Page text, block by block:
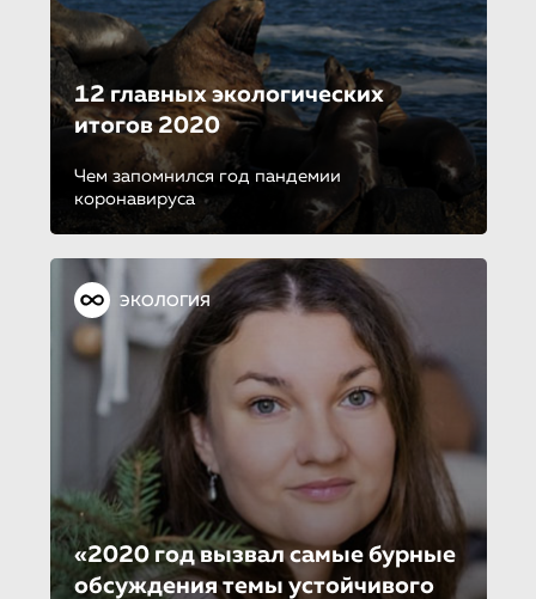
12 главных экологических
итогов 2020
Чем запомнился год пандемии
коронавируса
ЭКОЛОГИЯ
«2020 год вызвал самые бурные
обсуждения темы устойчивого